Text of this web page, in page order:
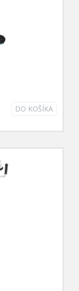
DO KOŠÍKA